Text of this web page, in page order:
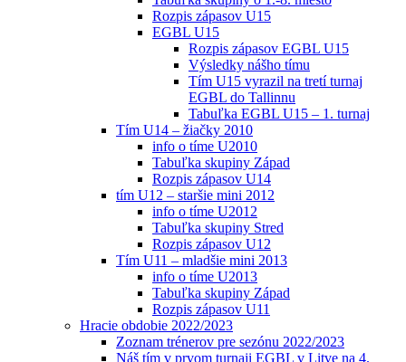
Rozpis zápasov U15
EGBL U15
Rozpis zápasov EGBL U15
Výsledky nášho tímu
Tím U15 vyrazil na tretí turnaj
EGBL do Tallinnu
Tabuľka EGBL U15 – 1. turnaj
Tím U14 – žiačky 2010
info o tíme U2010
Tabuľka skupiny Západ
Rozpis zápasov U14
tím U12 – staršie mini 2012
info o tíme U2012
Tabuľka skupiny Stred
Rozpis zápasov U12
Tím U11 – mladšie mini 2013
info o tíme U2013
Tabuľka skupiny Západ
Rozpis zápasov U11
Hracie obdobie 2022/2023
Zoznam trénerov pre sezónu 2022/2023
Náš tím v prvom turnaji EGBL v Litve na 4.